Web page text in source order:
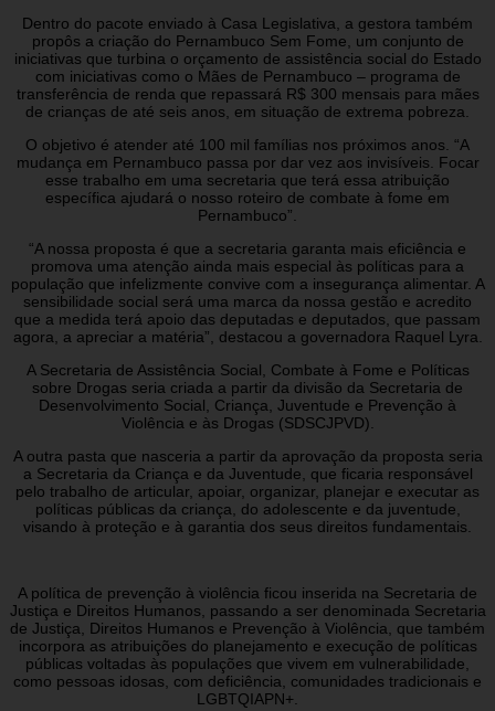
Dentro do pacote enviado à Casa Legislativa, a gestora também
propôs a criação do Pernambuco Sem Fome, um conjunto de
iniciativas que turbina o orçamento de assistência social do Estado
com iniciativas como o Mães de Pernambuco – programa de
transferência de renda que repassará R$ 300 mensais para mães
de crianças de até seis anos, em situação de extrema pobreza.
O objetivo é atender até 100 mil famílias nos próximos anos. “A
mudança em Pernambuco passa por dar vez aos invisíveis. Focar
esse trabalho em uma secretaria que terá essa atribuição
específica ajudará o nosso roteiro de combate à fome em
Pernambuco”.
“A nossa proposta é que a secretaria garanta mais eficiência e
promova uma atenção ainda mais especial às políticas para a
população que infelizmente convive com a insegurança alimentar. A
sensibilidade social será uma marca da nossa gestão e acredito
que a medida terá apoio das deputadas e deputados, que passam
agora, a apreciar a matéria”, destacou a governadora Raquel Lyra.
A Secretaria de Assistência Social, Combate à Fome e Políticas
sobre Drogas seria criada a partir da divisão da Secretaria de
Desenvolvimento Social, Criança, Juventude e Prevenção à
Violência e às Drogas (SDSCJPVD).
A outra pasta que nasceria a partir da aprovação da proposta seria
a Secretaria da Criança e da Juventude, que ficaria responsável
pelo trabalho de articular, apoiar, organizar, planejar e executar as
políticas públicas da criança, do adolescente e da juventude,
visando à proteção e à garantia dos seus direitos fundamentais.
A política de prevenção à violência ficou inserida na Secretaria de
Justiça e Direitos Humanos, passando a ser denominada Secretaria
de Justiça, Direitos Humanos e Prevenção à Violência, que também
incorpora as atribuições do planejamento e execução de políticas
públicas voltadas às populações que vivem em vulnerabilidade,
como pessoas idosas, com deficiência, comunidades tradicionais e
LGBTQIAPN+.